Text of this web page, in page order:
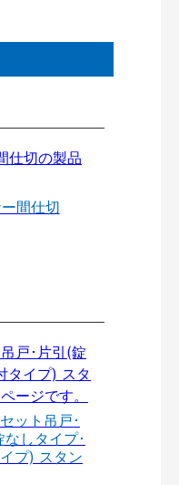
間仕切
ット吊戸･
なしタイプ･
プ) スタン